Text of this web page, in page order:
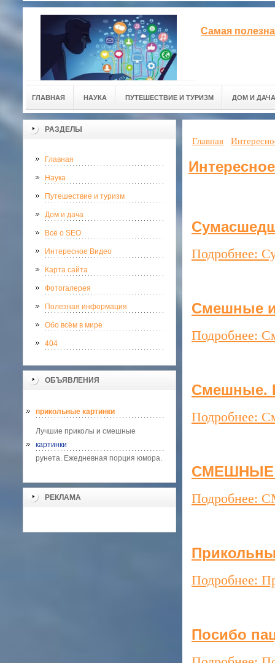
Самая
ГЛАВНАЯ НАУКА ПУТЕШЕСТВИЕ И ТУРИЗМ ДОМ И ДАЧА
РАЗДЕЛЫ
Главная
Наука
Путешествие и туризм
Дом и дача
Всё о SEO
Интересное Видео
Карта сайта
Фотогалерея
Полезная информация
Обо всём в мире
404
ОБЪЯВЛЕНИЯ
прикольные картинки
Лучшие приколы и смешные
картинки
рунета. Ежедневная порция юмора.
РЕКЛАМА
Главная
Подробнее:
Смешные и
Подробнее:
Смешные.
Подробнее:
СМЕШНЫЕ
Подробнее:
Подробнее:
Посибо